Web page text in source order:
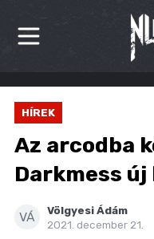
HÍREK
KRITIKÁK
BESZÁMOLÓK
HÍREK
Az arcodba
Darkmess
VÁ
Völgyesi Ádám
2021. december 21.